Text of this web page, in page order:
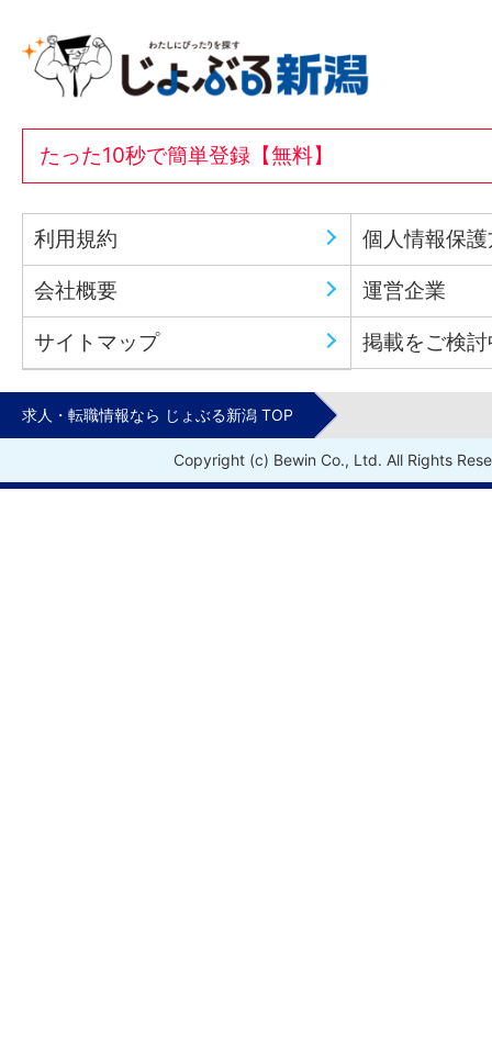
たった10秒で簡単登録【無料】
利用規約 個人情報保
会社概要 運営企業
サイトマップ 掲載をご検
求人・転職情報なら じょぶる新潟 TOP
Copyright (c) Bewin Co., Ltd. All Rights